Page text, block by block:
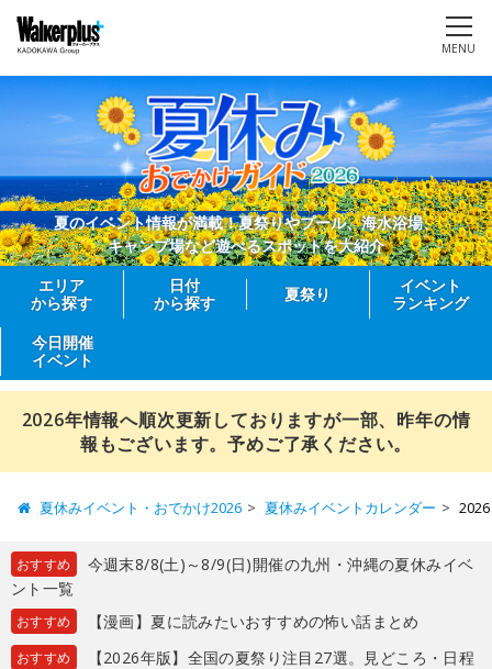
MENU
夏のイベント情報が満載！夏祭りやプール、海水浴場、
キャンプ場など遊べるスポットを大紹介
エリア
から探す
日付
から探す
夏祭り
イベント
ランキング
今日開催
イベント
2026年情報へ順次更新しておりますが一部、昨年の情
報もございます。予めご了承ください。
夏休みイベント・おでかけ2026 夏休みイベントカレンダー
おすすめ
今週末8/8(土)～8/9(日)開催の九州・沖縄の夏休みイベ
ント一覧
おすすめ 【漫画】夏に読みたいおすすめの怖い話まとめ
おすすめ
【2026年版】全国の夏祭り注目27選。見どころ・日程